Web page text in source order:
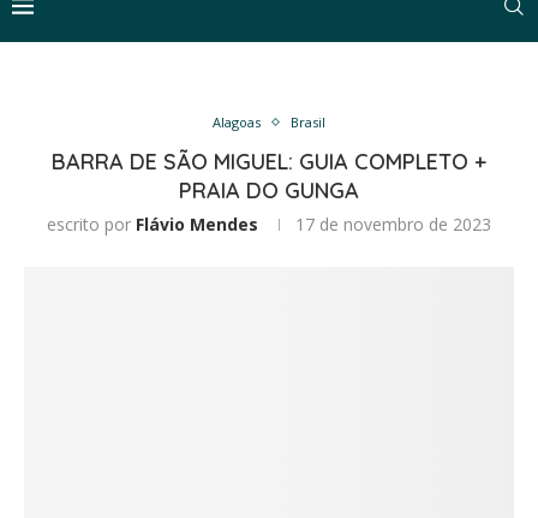
Alagoas Brasil
BARRA DE SÃO MIGUEL: GUIA COMPLETO +
PRAIA DO GUNGA
escrito por Flávio Mendes 17 de novembro de 2023